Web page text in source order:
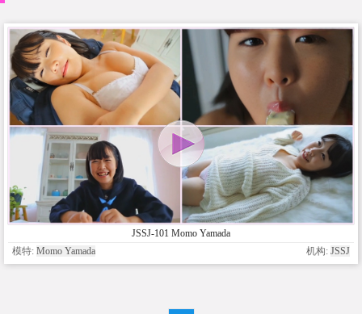
JSSJ-101 Momo Yamada
模特: Momo Yamada 机构: JSSJ